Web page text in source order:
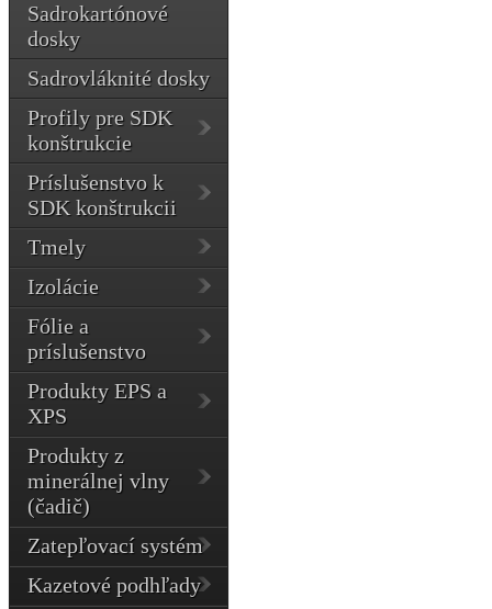
Sadrokartónové
dosky
Sadrovláknité dosky
Profily pre SDK
konštrukcie
Príslušenstvo k
SDK konštrukcii
Tmely
Izolácie
Fólie a
príslušenstvo
Produkty EPS a
XPS
Produkty z
minerálnej vlny
(čadič)
Zatepľovací systém
Kazetové podhľady